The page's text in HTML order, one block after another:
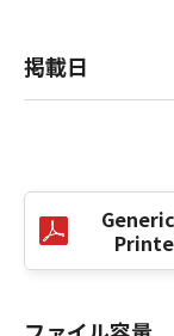
し、下記(2)
(3) お客様
した場合、
(4) お客様
びその複製
掲載日